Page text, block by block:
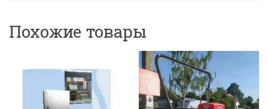
Похожие товары